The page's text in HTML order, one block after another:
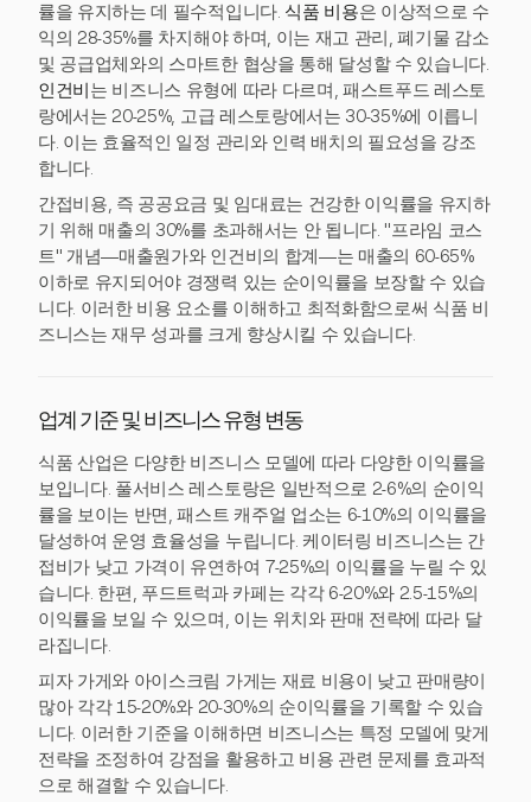
률을 유지하는 데 필수적입니다. 식품 비용은 이상적으로 수
익의 28-35%를 차지해야 하며, 이는 재고 관리, 폐기물 감소
및 공급업체와의 스마트한 협상을 통해 달성할 수 있습니다.
인건비는 비즈니스 유형에 따라 다르며, 패스트푸드 레스토
랑에서는 20-25%, 고급 레스토랑에서는 30-35%에 이릅니
다. 이는 효율적인 일정 관리와 인력 배치의 필요성을 강조
합니다.
간접비용, 즉 공공요금 및 임대료는 건강한 이익률을 유지하
기 위해 매출의 30%를 초과해서는 안 됩니다. "프라임 코스
트" 개념—매출원가와 인건비의 합계—는 매출의 60-65%
이하로 유지되어야 경쟁력 있는 순이익률을 보장할 수 있습
니다. 이러한 비용 요소를 이해하고 최적화함으로써 식품 비
즈니스는 재무 성과를 크게 향상시킬 수 있습니다.
업계 기준 및 비즈니스 유형 변동
식품 산업은 다양한 비즈니스 모델에 따라 다양한 이익률을
보입니다. 풀서비스 레스토랑은 일반적으로 2-6%의 순이익
률을 보이는 반면, 패스트 캐주얼 업소는 6-10%의 이익률을
달성하여 운영 효율성을 누립니다. 케이터링 비즈니스는 간
접비가 낮고 가격이 유연하여 7-25%의 이익률을 누릴 수 있
습니다. 한편, 푸드트럭과 카페는 각각 6-20%와 2.5-15%의
이익률을 보일 수 있으며, 이는 위치와 판매 전략에 따라 달
라집니다.
피자 가게와 아이스크림 가게는 재료 비용이 낮고 판매량이
많아 각각 15-20%와 20-30%의 순이익률을 기록할 수 있습
니다. 이러한 기준을 이해하면 비즈니스는 특정 모델에 맞게
전략을 조정하여 강점을 활용하고 비용 관련 문제를 효과적
으로 해결할 수 있습니다.